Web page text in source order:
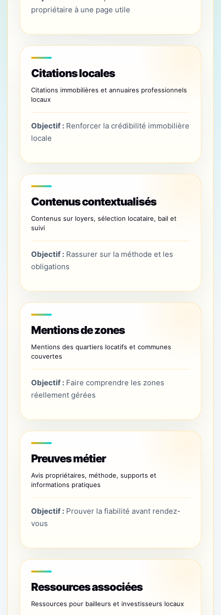
propriétaire à une page utile
Citations locales
Citations immobilières et annuaires professionnels
locaux
Objectif : Renforcer la crédibilité immobilière
locale
Contenus contextualisés
Contenus sur loyers, sélection locataire, bail et
suivi
Objectif : Rassurer sur la méthode et les
obligations
Mentions de zones
Mentions des quartiers locatifs et communes
couvertes
Objectif : Faire comprendre les zones
réellement gérées
Preuves métier
Avis propriétaires, méthode, supports et
informations pratiques
Objectif : Prouver la fiabilité avant rendez-
vous
Ressources associées
Ressources pour bailleurs et investisseurs locaux